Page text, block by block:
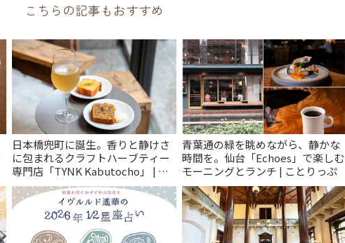
こちらの記事もおすすめ
日本橋兜町に誕生。香りと静けさ
に包まれるクラフトハーブティー
専門店「TYNK Kabutocho」 | こ
とりっぷ
青葉通の緑を眺めながら、静かな
時間を。仙台「Echoes」で楽しむ
モーニングとランチ | ことりっぷ